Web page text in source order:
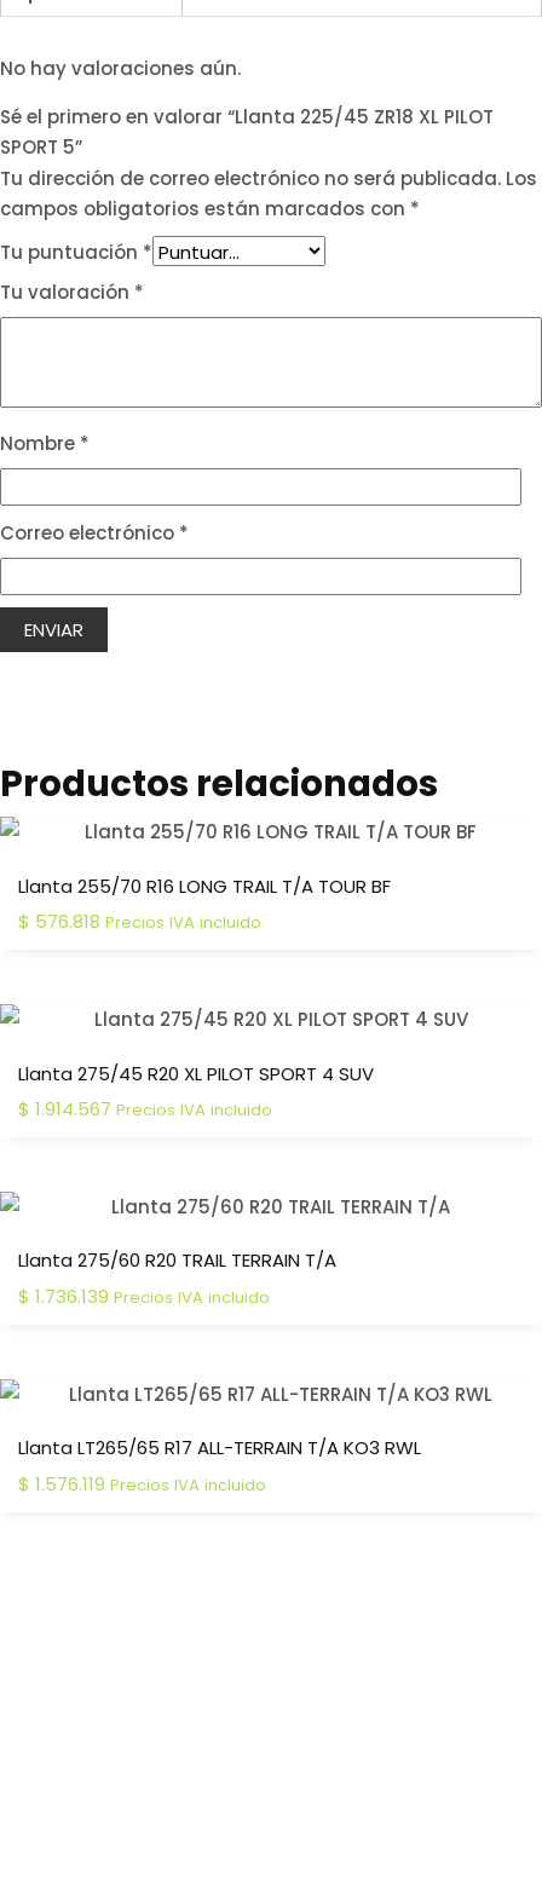
No hay valoraciones aún.
Sé el primero en valorar “Llanta 225/45 ZR18 XL PILOT
SPORT 5”
Tu dirección de correo electrónico no será publicada. Los
campos obligatorios están marcados con *
Tu puntuación *
Tu valoración *
Nombre *
Correo electrónico *
Productos relacionados
Llanta 255/70 R16 LONG TRAIL T/A TOUR BF
$ 576.818 Precios IVA incluido
Llanta 275/45 R20 XL PILOT SPORT 4 SUV
$ 1.914.567 Precios IVA incluido
Llanta 275/60 R20 TRAIL TERRAIN T/A
$ 1.736.139 Precios IVA incluido
Llanta LT265/65 R17 ALL-TERRAIN T/A KO3 RWL
$ 1.576.119 Precios IVA incluido